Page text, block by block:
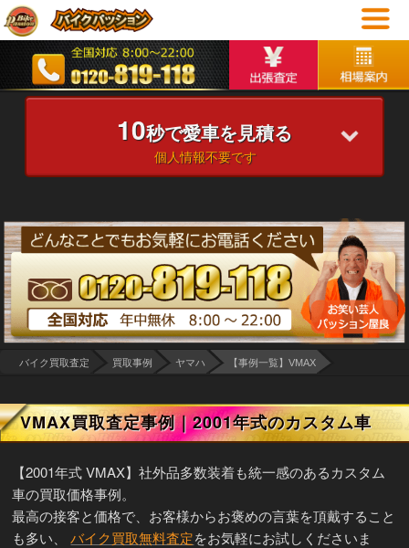
10秒で愛車を見積る
個人情報不要です
バイク買取査定 買取事例 ヤマハ 【事例一覧】VMAX
VMAX買取査定事例｜2001年式のカスタム車
【2001年式 VMAX】社外品多数装着も統一感のあるカスタム
車の買取価格事例。
最高の接客と価格で、お客様からお褒めの言葉を頂戴すること
も多い、バイク買取無料査定をお気軽にお試しくださいま